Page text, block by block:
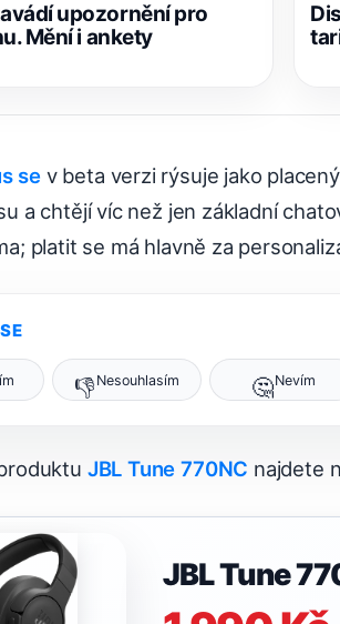
upozornění pro
Mění i ankety
se v beta verzi rýsuje jako
a chtějí víc než jen základní
platit se má hlavně za
👎 Nesouhlasím 🤔Nevím
JBL Tune 770NC najdete
JBL Tune